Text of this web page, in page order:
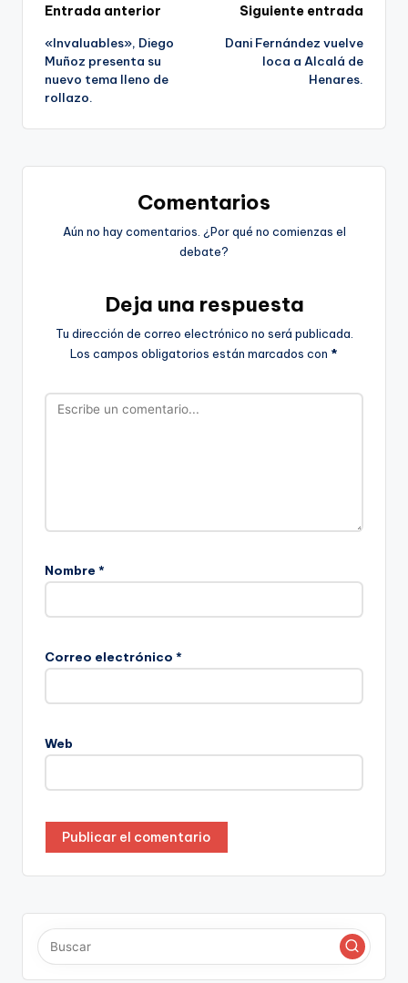
Navegación
de
entradas
Entrada anterior
«Invaluables», Diego
Muñoz presenta su
nuevo tema lleno de
rollazo.
Siguiente entrada
Dani Fernández vuelve
loca a Alcalá de
Henares.
Comentarios
Aún no hay comentarios. ¿Por qué no comienzas el
debate?
Deja una respuesta
Tu dirección de correo electrónico no será publicada.
Los campos obligatorios están marcados con *
Nombre *
Correo electrónico *
Web